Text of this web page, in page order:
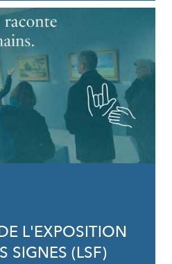
L'EXPOSITION
SIGNES (LSF)